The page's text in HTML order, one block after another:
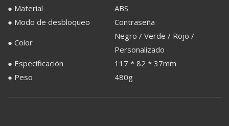
● Material
ABS
● Modo de desbloqueo
Contraseña
● Color
Negro / Verde / Rojo /
Personalizado
● Especificación
117 * 82 * 37mm
● Peso
480g